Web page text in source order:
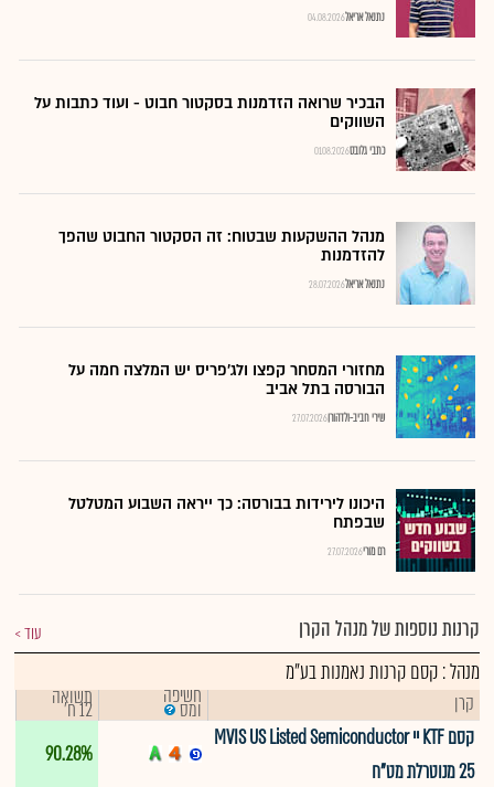
04.08.2026נתנאל אריאל
הבכיר שרואה הזדמנות בסקטור חבוט - ועוד כתבות על
השווקים
01.08.2026כתבי גלובס
מנהל ההשקעות שבטוח: זה הסקטור החבוט שהפך
להזדמנות
28.07.2026נתנאל אריאל
מחזורי המסחר קפצו ולג'פריס יש המלצה חמה על
הבורסה בתל אביב
27.07.2026שירי חביב-ולדהורן
היכונו לירידות בבורסה: כך ייראה השבוע המטלטל
שבפתח
27.07.2026רם מורי
קרנות נוספות של מנהל הקרן עוד
מנהל : קסם קרנות נאמנות בע"מ
קרן חשיפה
ומס תשואה
12 ח'
קסם KTF יי MVIS US Listed Semiconductor
25 מנוטרלת מט"ח
90.28%